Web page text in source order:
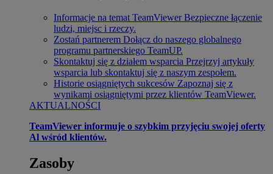
Informacje na temat TeamViewer Bezpieczne łączenie
ludzi, miejsc i rzeczy.
Zostań partnerem Dołącz do naszego globalnego
programu partnerskiego TeamUP.
Skontaktuj się z działem wsparcia Przejrzyj artykuły
wsparcia lub skontaktuj się z naszym zespołem.
Historie osiągniętych sukcesów Zapoznaj się z
wynikami osiągniętymi przez klientów TeamViewer.
AKTUALNOŚCI
TeamViewer informuje o szybkim przyjęciu swojej oferty
Al wśród klientów.
Zasoby